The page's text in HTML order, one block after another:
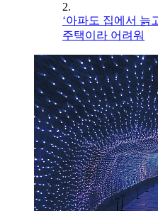
2.
‘아파도 집에서 늙
주택이라 어려워